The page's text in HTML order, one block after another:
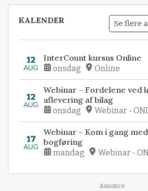
KALENDER Se flere
12
AUG
InterCount kursus Online
onsdag Online
12
AUG
Webinar – Fordelene ved
aflevering af bilag
onsdag Webinar -
17
AUG
Webinar – Kom i gang
bogføring
mandag Webinar -
Annonce